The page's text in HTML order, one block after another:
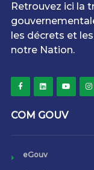
Retrouvez ici la
les décrets et
notre Nation.
COM GOUV
eGouv